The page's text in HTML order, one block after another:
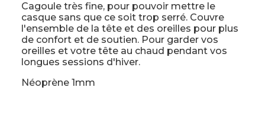
Cagoule très fine, pour pouvoir mettre le
casque sans que ce soit trop serré. Couvre
l'ensemble de la tête et des oreilles pour plus
de confort et de soutien. Pour garder vos
oreilles et votre tête au chaud pendant vos
longues sessions d'hiver.
Néoprène 1mm